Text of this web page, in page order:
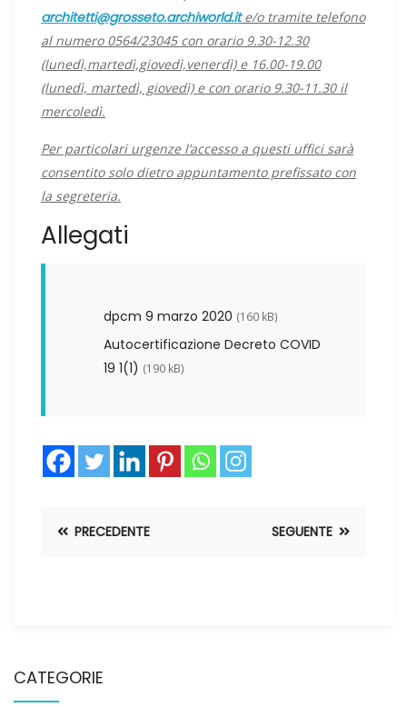
architetti@grosseto.archiworld.ite/o tramite telefono
al numero 0564/23045 con orario 9.30-12.30
(lunedì,martedì,giovedì,venerdì) e 16.00-19.00
(lunedì, martedì, giovedì) e con orario 9.30-11.30 il
mercoledì.
Per particolari urgenze l’accesso a questi uffici sarà
consentito solo dietro appuntamento prefissato con
la segreteria.
Allegati
dpcm 9 marzo 2020 (160 kB)
Autocertificazione Decreto COVID
19 1(1) (190 kB)
PRECEDENTE SEGUENTE
CATEGORIE